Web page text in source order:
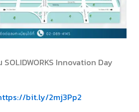
Innovation Day
bit.ly/2mj3Pp2